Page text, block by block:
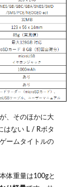
、そのほかに大
はない L / Rボタ
ームタイトルの
体重量は100gと